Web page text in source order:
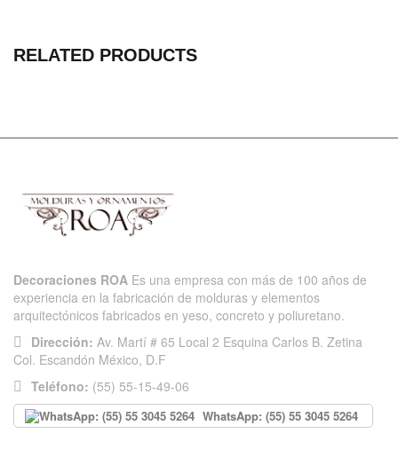
RELATED PRODUCTS
Decoraciones ROA Es una empresa con más de 100 años de
experiencia en la fabricación de molduras y elementos
arquitectónicos fabricados en yeso, concreto y poliuretano.
Dirección: Av. Martí # 65 Local 2 Esquina Carlos B. Zetina
Col. Escandón México, D.F
Teléfono: (55) 55-15-49-06
WhatsApp: (55) 55 3045 5264